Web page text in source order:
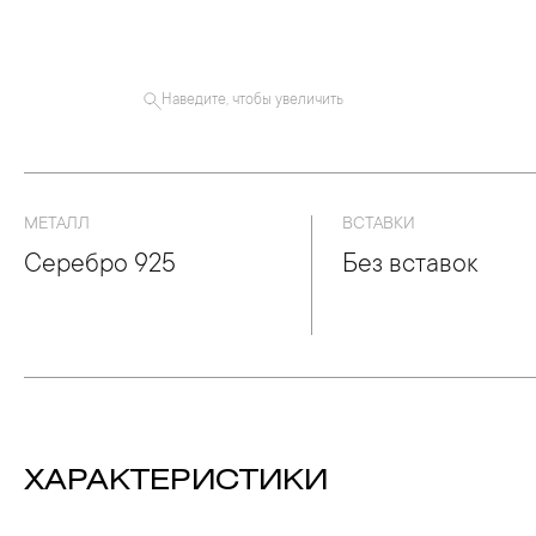
Наведите, чтобы увеличить
МЕТАЛЛ
Серебро 925
ВСТАВКИ
Без вставок
ХАРАКТЕРИСТИКИ